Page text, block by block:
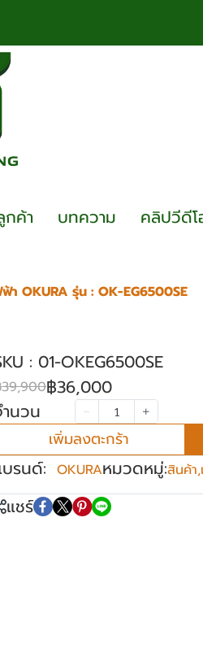
กค้า บทความ คลิปวีดีโ
า OKURA รุ่น : OK-EG6500SE
: 01-OKEG6500SE
฿36,000
นวน
เพิ่มลงตะกร้า
รนด์: OKURAหมวดหมู่:สินค้า,
แชร์